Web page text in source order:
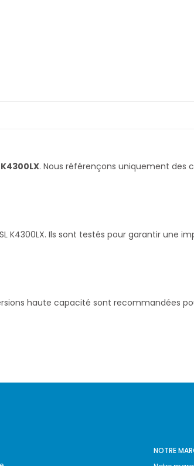
. Nous référençons uniquement
K4300LX. Ils sont testés pour garantir une
haute capacité sont recommandées
NOTRE